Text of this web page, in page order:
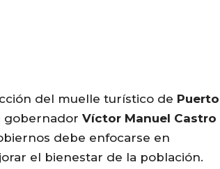
del muelle turístico de Puerto
gobernador Víctor Manuel Castro
debe enfocarse en
el bienestar de la población.